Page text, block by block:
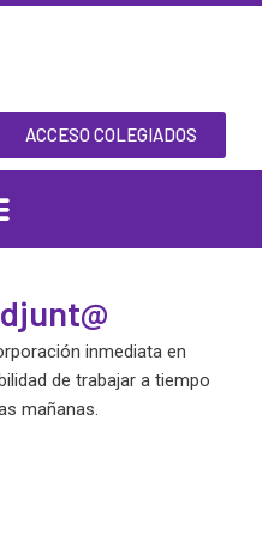
ACCESO COLEGIADOS
inmediata en
de trabajar a tiempo
mañanas.